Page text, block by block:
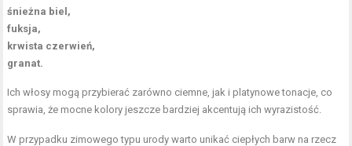
śnieżna biel,
fuksja,
krwista czerwień,
granat.
Ich włosy mogą przybierać zarówno ciemne, jak i platynowe tonacje, co
sprawia, że mocne kolory jeszcze bardziej akcentują ich wyrazistość.
W przypadku zimowego typu urody warto unikać ciepłych barw na rzecz